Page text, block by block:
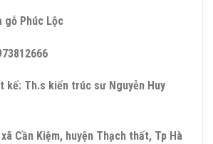
gỗ Phúc Lộc
kế: Th.s kiến trúc sư Nguyễn Huy
Cần Kiệm, huyện Thạch thất, Tp Hà